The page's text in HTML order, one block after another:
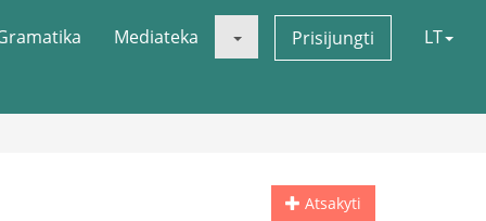
Mediateka Prisijungti LT
Atsakyti